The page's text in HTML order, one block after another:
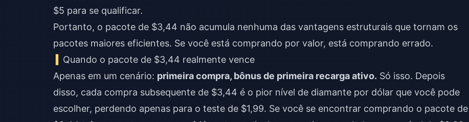
$5 para se qualificar.
Portanto, o pacote de $3,44 não acumula nenhuma das vantagens estruturais que tornam os
pacotes maiores eficientes. Se você está comprando por valor, está comprando errado.
Quando o pacote de $3,44 realmente vence
Apenas em um cenário: primeira compra, bônus de primeira recarga ativo. Só isso. Depois
disso, cada compra subsequente de $3,44 é o pior nível de diamante por dólar que você pode
escolher, perdendo apenas para o teste de $1,99. Se você se encontrar comprando o pacote de